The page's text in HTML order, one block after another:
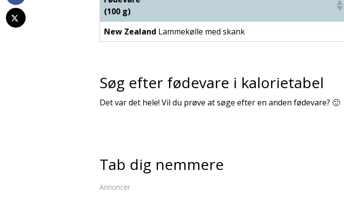
(100 g)
New Zealand Lammekølle med skank
Søg efter fødevare i kalorietabel
Det var det hele! Vil du prøve at søge efter en anden fødevare? 🙂
Tab dig nemmere
Annoncer